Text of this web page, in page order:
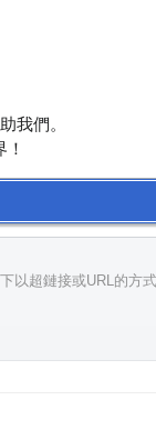
以超鏈接或URL的方式
我們。